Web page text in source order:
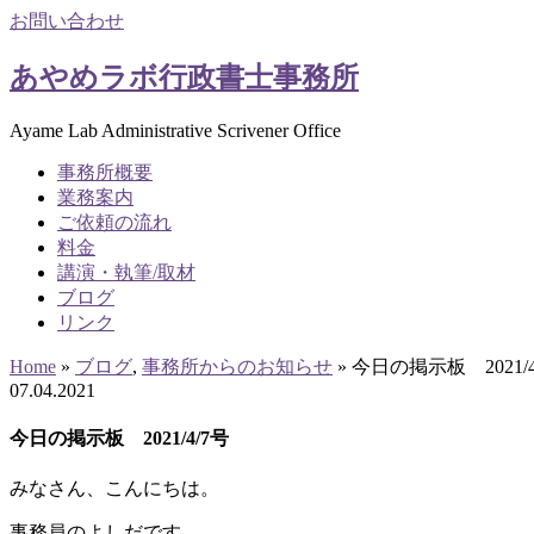
お問い合わせ
あやめラボ行政書士事務所
Ayame Lab Administrative Scrivener Office
事務所概要
業務案内
ご依頼の流れ
料金
講演・執筆/取材
ブログ
リンク
Home » ブログ, 事務所からのお知らせ » 今日の掲示板 2021/
07.04.2021
今日の掲示板 2021/4/7号
みなさん、こんにちは。